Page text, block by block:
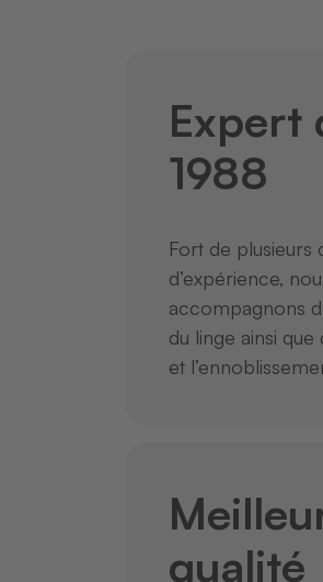
Expert
1988
Fort de plusieurs
d’expérience,
accompagnons
du linge ainsi que
et
qualité